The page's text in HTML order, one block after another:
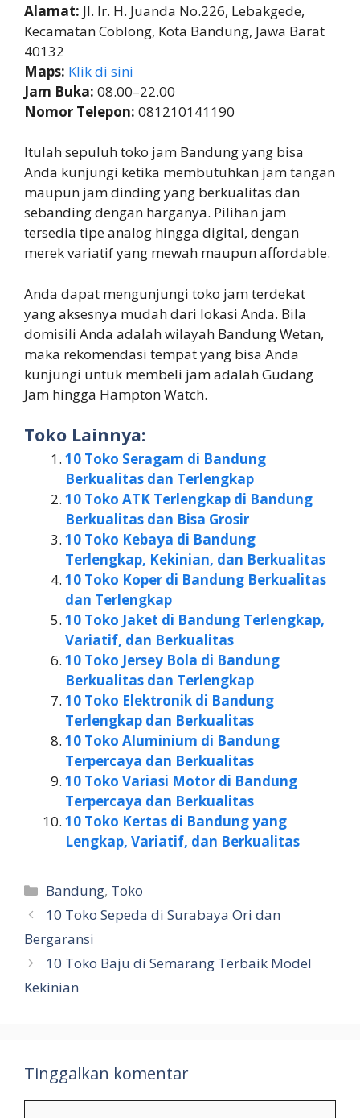
Alamat: Jl. Ir. H. Juanda No.226, Lebakgede,
Kecamatan Coblong, Kota Bandung, Jawa Barat
40132
Maps: Klik di sini
Jam Buka: 08.00–22.00
Nomor Telepon: 081210141190
Itulah sepuluh toko jam Bandung yang bisa
Anda kunjungi ketika membutuhkan jam tangan
maupun jam dinding yang berkualitas dan
sebanding dengan harganya. Pilihan jam
tersedia tipe analog hingga digital, dengan
merek variatif yang mewah maupun affordable.
Anda dapat mengunjungi toko jam terdekat
yang aksesnya mudah dari lokasi Anda. Bila
domisili Anda adalah wilayah Bandung Wetan,
maka rekomendasi tempat yang bisa Anda
kunjungi untuk membeli jam adalah Gudang
Jam hingga Hampton Watch.
Toko Lainnya:
10 Toko Seragam di Bandung
Berkualitas dan Terlengkap
10 Toko ATK Terlengkap di Bandung
Berkualitas dan Bisa Grosir
10 Toko Kebaya di Bandung
Terlengkap, Kekinian, dan Berkualitas
10 Toko Koper di Bandung Berkualitas
dan Terlengkap
10 Toko Jaket di Bandung Terlengkap,
Variatif, dan Berkualitas
10 Toko Jersey Bola di Bandung
Berkualitas dan Terlengkap
10 Toko Elektronik di Bandung
Terlengkap dan Berkualitas
10 Toko Aluminium di Bandung
Terpercaya dan Berkualitas
10 Toko Variasi Motor di Bandung
Terpercaya dan Berkualitas
10 Toko Kertas di Bandung yang
Lengkap, Variatif, dan Berkualitas
Kategori
Bandung, Toko
10 Toko Sepeda di Surabaya Ori dan
Bergaransi
10 Toko Baju di Semarang Terbaik Model
Kekinian
Tinggalkan komentar